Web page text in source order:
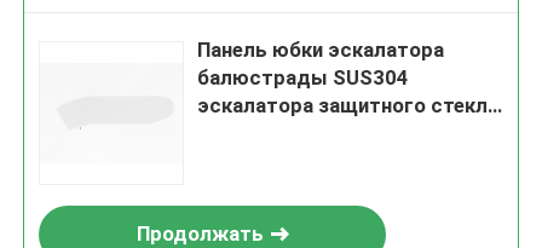
Панель юбки эскалатора
балюстрады SUS304
эскалатора защитного стекла
Продолжать